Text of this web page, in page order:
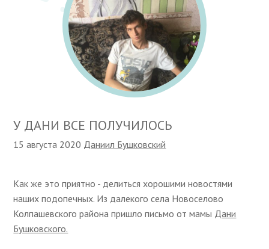
У ДАНИ ВСЕ ПОЛУЧИЛОСЬ
15 августа 2020 Даниил Бушковский
Как же это приятно - делиться хорошими новостями
наших подопечных. Из далекого села Новоселово
Колпашевского района пришло письмо от мамы Дани
Бушковского.